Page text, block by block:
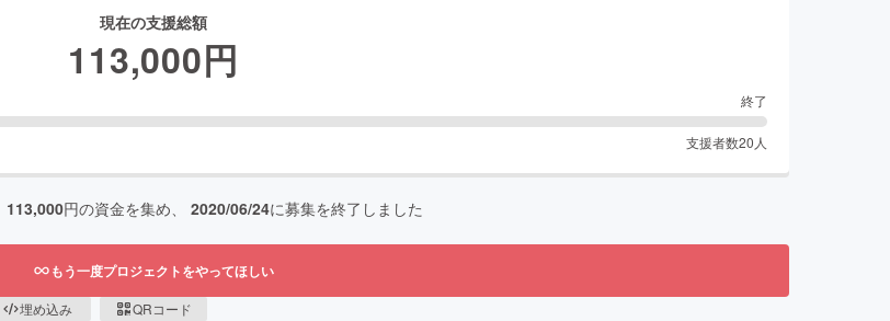
現在の支援総額
113,000円
終了
支援者数20 人
113,000円の資金を集め、 2020/06/24に募集を終了しました
もう一度プロジェクトをやってほしい
埋め込み QRコード